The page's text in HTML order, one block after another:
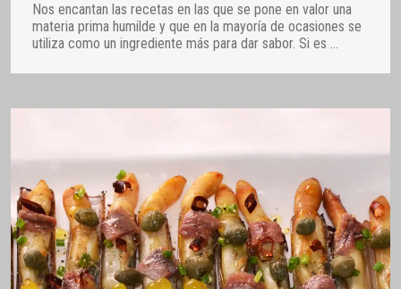
Nos encantan las recetas en las que se pone en valor una
materia prima humilde y que en la mayoría de ocasiones se
utiliza como un ingrediente más para dar sabor. Si es …